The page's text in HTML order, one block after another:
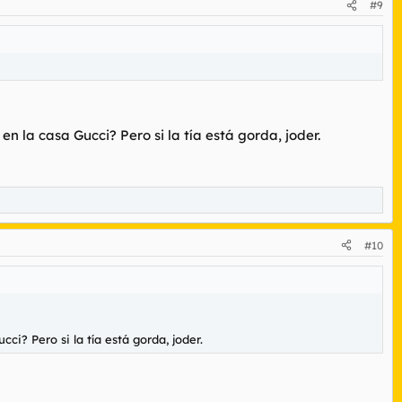
#9
la casa Gucci? Pero si la tía está gorda, joder.
#10
Pero si la tía está gorda, joder.